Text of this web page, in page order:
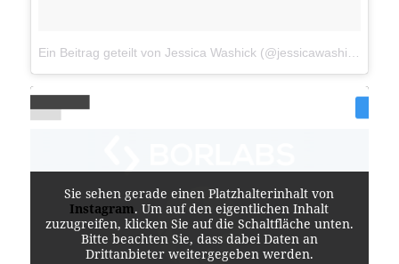
Sie sehen gerade einen Platzhalterinhalt von
Instagram. Um auf den eigentlichen Inhalt
zuzugreifen, klicken Sie auf die Schaltfläche unten.
Bitte beachten Sie, dass dabei Daten an
Drittanbieter weitergegeben werden.